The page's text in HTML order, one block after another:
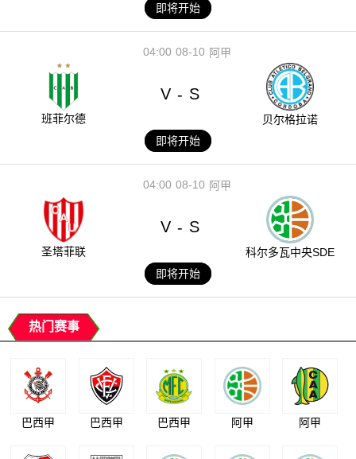
即将开始
08-10
04:00 阿甲
班菲尔德
V - S
贝尔格拉诺
即将开始
08-10
04:00 阿甲
圣塔菲联
V - S
科尔多瓦中央SDE
即将开始
热门赛事
巴西甲 巴西甲 巴西甲 阿甲 阿甲